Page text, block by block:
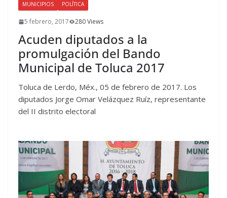
MUNICIPIOS POLÍTICA
5 febrero, 2017 280 Views
Acuden diputados a la
promulgación del Bando
Municipal de Toluca 2017
Toluca de Lerdo, Méx., 05 de febrero de 2017. Los
diputados Jorge Omar Velázquez Ruíz, representante
del II distrito electoral